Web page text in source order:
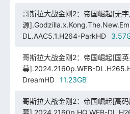
哥斯拉大战金刚2：帝国崛起[无字
源
DL.AAC5.1.H264-ParkHD
哥斯拉大战金刚2：帝国崛起[国
幕].2024.2160p.WEB-
DreamHD
11.23GB
哥斯拉大战金刚2：帝国崛起[高
幕].2024.2160p.HQ.WEB-